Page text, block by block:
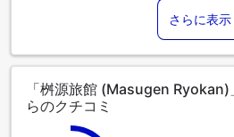
さらに表示
「桝源旅館 (Masugen
らのクチコミ